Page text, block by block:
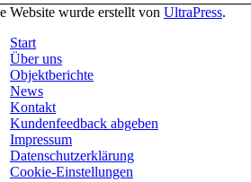
Website wurde erstellt von UltraPress.
Start
Über uns
Objektberichte
News
Kontakt
Kundenfeedback abgeben
Impressum
Datenschutzerklärung
Cookie-Einstellungen